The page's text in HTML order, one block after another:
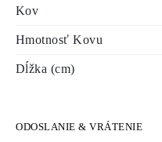
Kov
Hmotnosť Kovu
Dĺžka (cm)
ODOSLANIE & VRÁTENIE